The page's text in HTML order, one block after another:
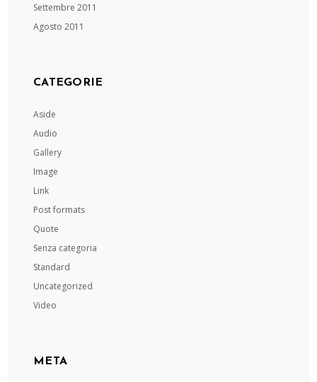
Settembre 2011
Agosto 2011
CATEGORIE
Aside
Audio
Gallery
Image
Link
Post formats
Quote
Senza categoria
Standard
Uncategorized
Video
META